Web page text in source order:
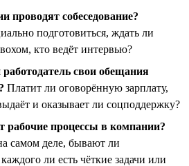
проводят собеседование?
подготовиться, ждать ли
кто ведёт интервью?
свои обещания
Платит ли оговорённую зарплату,
и оказывает ли соцподдержку?
рабочие процессы в компании?
самом деле, бывают ли
ли есть чёткие задачи или